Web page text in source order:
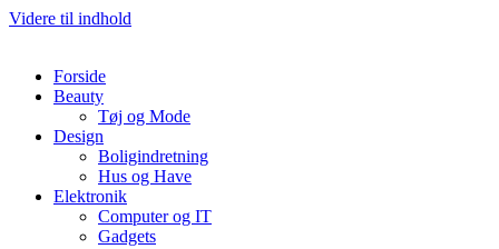
Videre til indhold
Forside
Beauty
Tøj og Mode
Design
Boligindretning
Hus og Have
Elektronik
Computer og IT
Gadgets